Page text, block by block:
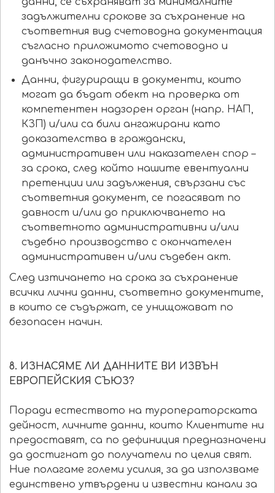
задължителни срокове за съхранение на
съответния вид счетоводна документация
съгласно приложимото счетоводно и
данъчно законодателство.
Данни, фигуриращи в документи, които
могат да бъдат обект на проверка от
компетентен надзорен орган (напр. НАП,
КЗП) и/или са били ангажирани като
доказателства в граждански,
административен или наказателен спор –
за срока, след който нашите евентуални
претенции или задължения, свързани със
съответния документ, се погасяват по
давност и/или до приключването на
съответното административни и/или
съдебно производство с окончателен
административен и/или съдебен акт.
След изтичането на срока за съхранение
всички лични данни, съответно документите,
в които се съдържат, се унищожават по
безопасен начин.
8. ИЗНАСЯМЕ ЛИ ДАННИТЕ ВИ ИЗВЪН
ЕВРОПЕЙСКИЯ СЪЮЗ?
Поради естеството на туроператорската
дейност, личните данни, които Клиентите ни
предоставят, са по дефиниция предназначени
да достигнат до получатели по целия свят.
Ние полагаме големи усилия, за да използваме
единствено утвърдени и известни канали за